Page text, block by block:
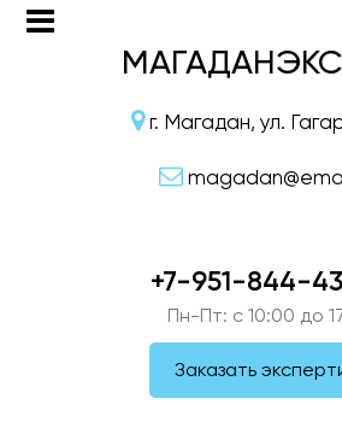
г. Магадан, ул.
+7-951-844-
Пн-Пт: c 10:00 до
Заказать